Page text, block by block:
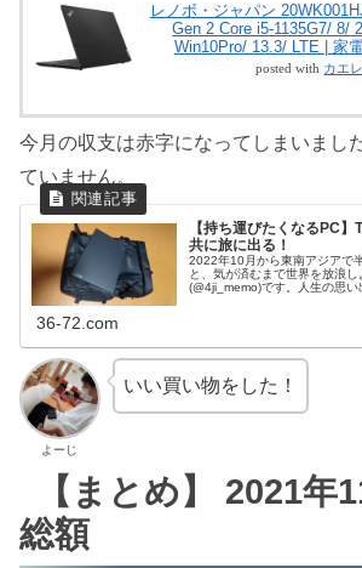
レノボ・ジャパン
Gen 2 Core i5-1135G7/ 8/
Win10Pro/ 13.3/ LTE | 家
posted with カエ
今月の収支は赤字になってしまいまし
ていません。
【持ち運びたくなるPC
共に旅に出る！
2022年10月から東南アジアで
と、気が済むまで世界を放浪
(@4ji_memo)です。人生の思い
36-72.com
よーじ
いい買い物をした！
【まとめ】 2021年
総額